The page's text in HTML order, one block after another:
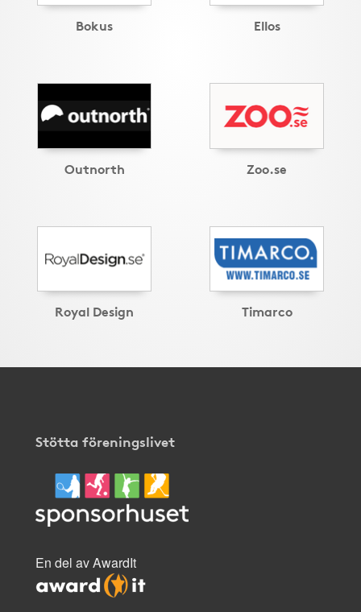
Bokus Ellos
Outnorth Zoo.se
Royal Design Timarco
Stötta föreningslivet
En del av AwardIt